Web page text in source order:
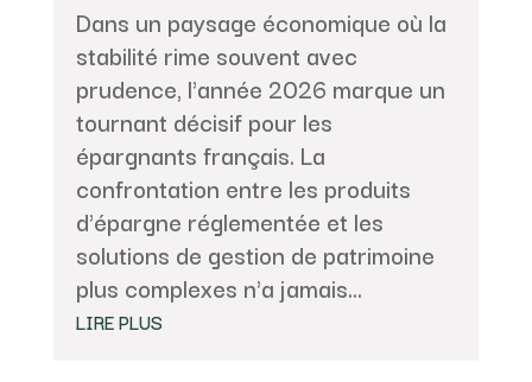
Dans un paysage économique où la
stabilité rime souvent avec
prudence, l'année 2026 marque un
tournant décisif pour les
épargnants français. La
confrontation entre les produits
d'épargne réglementée et les
solutions de gestion de patrimoine
plus complexes n'a jamais...
LIRE PLUS